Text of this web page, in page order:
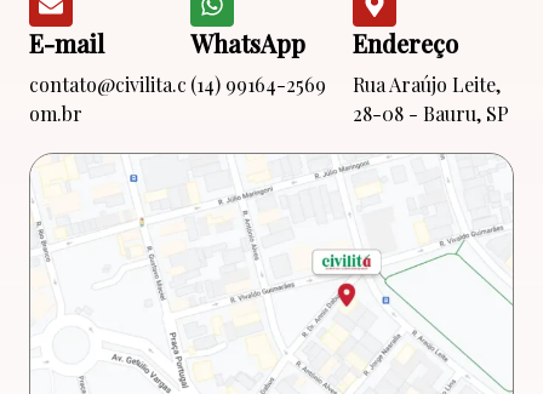
E-mail
contato@civilita.c
om.br
WhatsApp
(14) 99164-2569
Endereço
Rua Araújo Leite,
28-08 - Bauru, SP